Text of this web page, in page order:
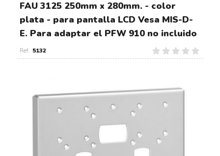
FAU 3125 250mm x 280mm. - color
plata - para pantalla LCD Vesa MIS-D-
E. Para adaptar el PFW 910 no incluido
5132